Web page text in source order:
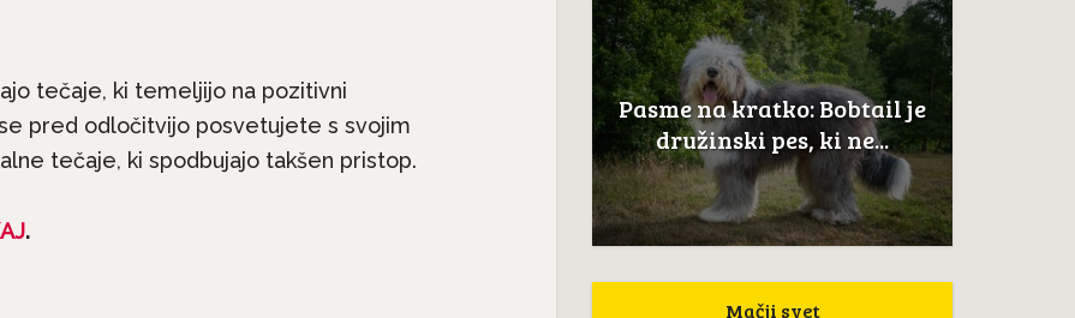
tečaje, ki temeljijo na pozitivni
pred odločitvijo posvetujete s svojim
tečaje, ki spodbujajo takšen pristop.
.
na kratko: Irski
pes, ki
ne...
Pasme na kratko: Maltežan
si vedno želi biti skupaj...
Pasme na kratko: Bobtail je
družinski pes, ki ne...
Mačji svet